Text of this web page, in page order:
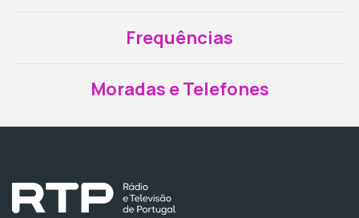
Frequências
Moradas e Telefones